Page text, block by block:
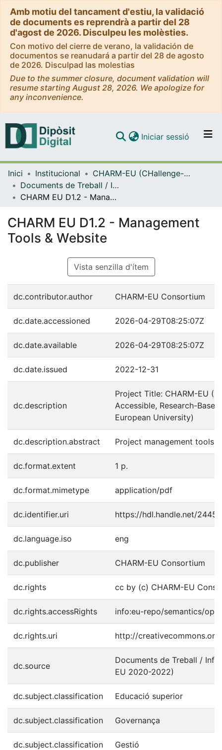
Amb motiu del tancament d'estiu, la validació
de documents es reprendrà a partir del 28
d'agost de 2026. Disculpeu les molèsties.
Con motivo del cierre de verano, la validación de
documentos se reanudará a partir del 28 de agosto
de 2026. Disculpad las molestias
Due to the summer closure, document validation will
resume starting August 28, 2026. We apologize for
any inconvenience.
Navega per tot el DD
Iniciar sessió (current)
Inici Institucional
CHARM-EU (CHallenge-driven, Accessible, Research-Based and Mobile European University Alliance)
Documents de Treball / Informes (CHARM-EU 2020-2022)
CHARM EU D1.2 - Management Tools & Website
CHARM EU D1.2 - Management
Tools & Website
Vista senzilla d'ítem
dc.contributor.author CHARM-EU Consortium
dc.date.accessioned 2026-04-29T08:25:07Z
dc.date.available 2026-04-29T08:25:07Z
dc.date.issued 2022-12-31
dc.description
Project Title: CHARM-EU
Accessible, Research-
European University)
dc.description.abstract Project management tools
dc.format.extent 1 p.
dc.format.mimetype application/pdf
dc.identifier.uri https://hdl.handle.net/
dc.language.iso eng
dc.publisher CHARM-EU Consortium
dc.rights cc by (c) CHARM-EU
dc.rights.accessRights info:eu-repo/semantics/
dc.rights.uri http://
dc.source
Documents de Treball /
EU 2020-2022)
dc.subject.classification Educació superior
dc.subject.classification Governança
dc.subject.classification Gestió